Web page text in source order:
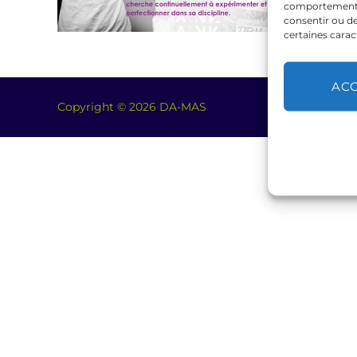
comportement
consentir ou
certaines
Copyright © 2026 DA-MAS